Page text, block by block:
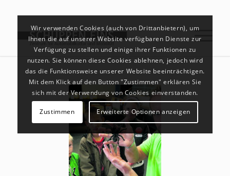
Wir verwenden Cookies (auch von Drittanbietern), um
Ihnen die auf unserer Website verfügbaren Dienste zur
Verfügung zu stellen und einige ihrer Funktionen zu
nutzen. Sie können diese Cookies ablehnen, jedoch wird
das die Funktionsweise unserer Website beeinträchtigen.
Mit dem Klick auf den Button "Zustimmen" erklären Sie
sich mit der Verwendung von Cookies einverstanden.
Zustimmen Erweiterte Optionen anzeigen